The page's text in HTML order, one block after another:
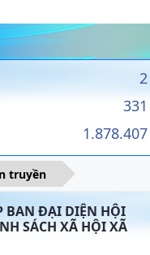
2
331
1.878.407
truyền
BAN ĐẠI DIỆN HỘI
SÁCH XÃ HỘI XÃ